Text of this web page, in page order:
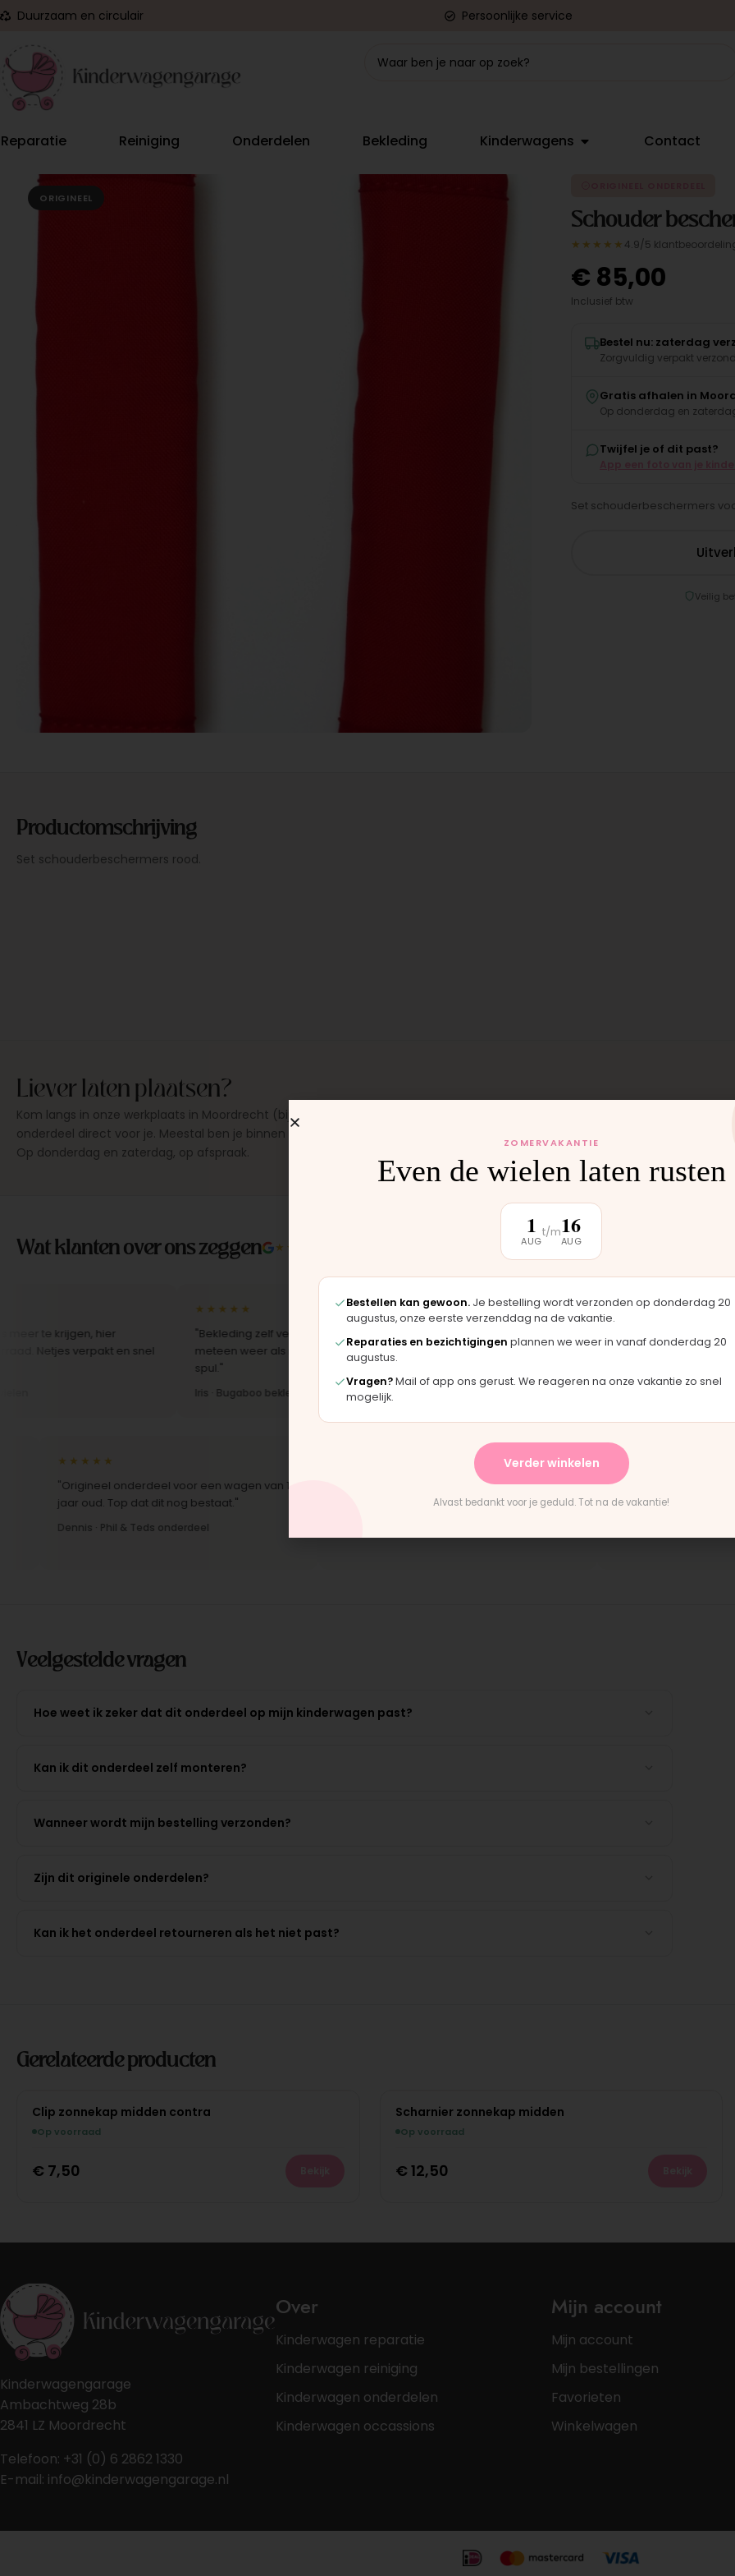
Duurzaam en circulair Persoonlijke service
Reparatie Reiniging Onderdelen Bekleding Kinderwagens Contact
ORIGINEEL
Schouder
★★★★★ 4.9/5
€ 85,00
Inclusief btw
Bestel nu: zaterdag
Zorgvuldig verpakt
Gratis afhalen in
Op donderdag en
Twijfel je of dit past?
Set schouderbeschermers
Veilig
Productomschrijving
Set schouderbeschermers rood.
Liever laten plaatsen?
Kom langs in onze werkplaats in Moordrecht (bij Gouda), dan monteren wij het
onderdeel direct voor je. Meestal ben je binnen 15 tot 20 minuten weer buiten.
Op donderdag en zaterdag, op afspraak.
Wat klanten over ons zeggen ★★★★★
hier
verpakt en snel
★★★★★
"Bekleding zelf vervangen met de set, zag er
meteen weer als nieuw uit. Duidelijk origineel
Iris · Bugaboo bekleding
★★★★★
"Langsgekomen in Moordrecht en het
onderdeel werd er direct opgezet. Klaar
merkt
★★★★★
"Origineel onderdeel voor een wagen van 10
jaar oud. Top dat dit nog bestaat."
Dennis · Phil & Teds onderdeel
"Snelle levering en het paste perfect.
Montage-instructies waren duidelijk."
★★★★★
"Persoonlijk contact, snelle
en eerlijk advies. Aanrader."
Veelgestelde vragen
Hoe weet ik zeker dat dit onderdeel op mijn kinderwagen past?
Kan ik dit onderdeel zelf monteren?
Wanneer wordt mijn bestelling verzonden?
Zijn dit originele onderdelen?
Kan ik het onderdeel retourneren als het niet past?
Gerelateerde producten
Clip zonnekap midden contra
Op voorraad
€ 7,50
Scharnier zonnekap midden
Op voorraad
€ 12,50
Kinderwagengarage
Ambachtweg 28b
2841 LZ Moordrecht
Telefoon: +31 (0) 6 2862 1330
E-mail: info@kinderwagengarage.nl
Over
Kinderwagen reparatie
Kinderwagen reiniging
Kinderwagen onderdelen
Kinderwagen occassions
Mijn account
Mijn account
Mijn bestellingen
Favorieten
Winkelwagen
ZOMERVAKANTIE
Even de wielen laten rusten
1
AUG
t/m16
AUG
Bestellen kan gewoon. Je bestelling wordt verzonden op donderdag 20
augustus, onze eerste verzenddag na de vakantie.
Reparaties en bezichtigingen plannen we weer in vanaf donderdag 20
augustus.
Vragen?Mail of app ons gerust. We reageren na onze vakantie zo snel
mogelijk.
Verder winkelen
Alvast bedankt voor je geduld. Tot na de vakantie!